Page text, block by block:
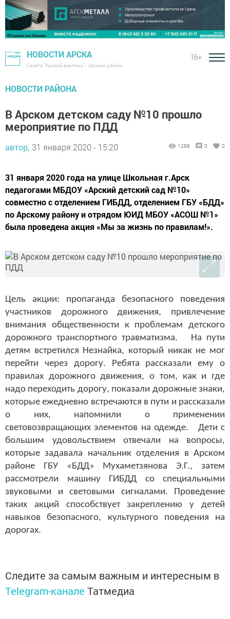
НОВОСТИ АРСКА
Газета "Арский вестник" - Арский район
16+
НОВОСТИ РАЙОНА
В Арском детском саду №10 прошло
мероприятие по ПДД
автор, 31 января 2020 - 15:20 1298 0 0
31 января 2020 года на улице Школьная г.Арск
педагогами МБДОУ «Арский детский сад №10»
совместно с отделением ГИБДД, отделением ГБУ «БДД»
по Арскому району и отрядом ЮИД МБОУ «АСОШ №1»
была проведена акция «Мы за жизнь по правилам!».
Цель акции: пропаганда безопасного поведения
участников дорожного движения, привлечение
внимания общественности к проблемам детского
дорожного транспортного травматизма. На пути
детям встретился Незнайка, который никак не мог
перейти через дорогу. Ребята рассказали ему о
правилах дорожного движения, о том, как и где
надо переходить дорогу, показали дорожные знаки,
которые ежедневно встречаются в пути и рассказали
о них, напомнили о применении
световозвращающих элементов на одежде. Дети с
большим удовольствием отвечали на вопросы,
которые задавала начальник отделения в Арском
районе ГБУ «БДД» Мухаметзянова Э.Г., затем
рассмотрели машину ГИБДД со специальными
звуковыми и световыми сигналами. Проведение
таких акций способствует закреплению у детей
навыков безопасного, культурного поведения на
дорогах.
Следите за самым важным и интересным в
Telegram-канале Татмедиа